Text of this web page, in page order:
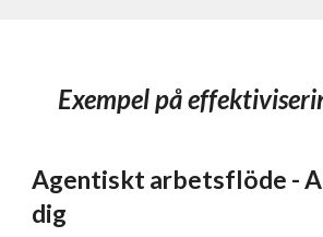
Exempel på
Agentiskt arbetsflöde -
dig